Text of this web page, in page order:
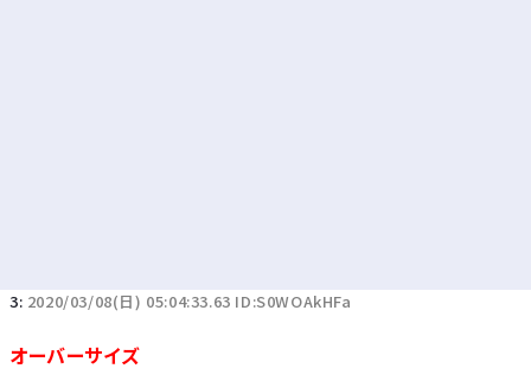
3: 2020/03/08(日) 05:04:33.63 ID:S0WOAkHFa
オーバーサイズ